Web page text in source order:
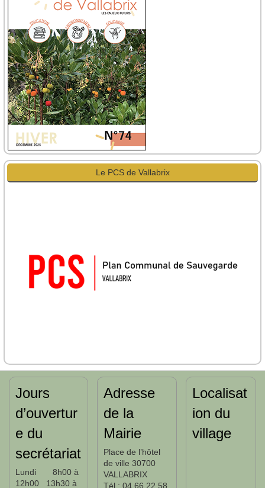
Le PCS de Vallabrix
Jours
d’ouvertur
e du
secrétariat
Lundi 8h00 à
12h00 13h30 à
Adresse
de la
Mairie
Place de l’hôtel
de ville 30700
VALLABRIX
Tél : 04 66 22 58
Localisat
ion du
village